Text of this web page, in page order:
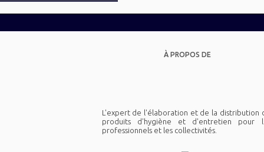
À PROPOS DE
L'expert de l'élaboration et de la distribution
produits d'hygiène et d'entretien pour
professionnels et les collectivités.